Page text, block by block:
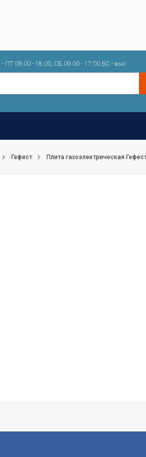
ПТ 09:00 - 18:00, СБ 09:00 - 17:00 ВС - вых.
Гефест Плита газоэлектрическая